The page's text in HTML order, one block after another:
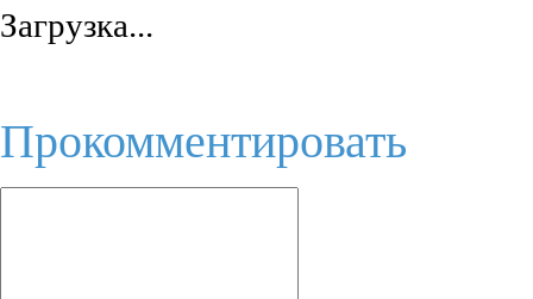
Загрузка...
Прокомментировать